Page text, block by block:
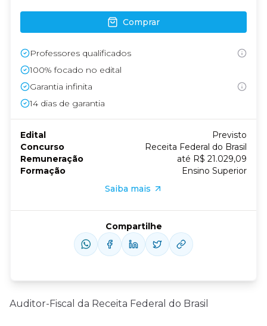
Auditor-Fiscal da Receita Federal do Brasil
Comprar
Professores qualificados
100% focado no edital
Garantia infinita
14 dias de garantia
Edital
Previsto
Concurso
Receita Federal do Brasil
Remuneração
até R$ 21.029,09
Formação
Ensino Superior
Saiba mais
Compartilhe